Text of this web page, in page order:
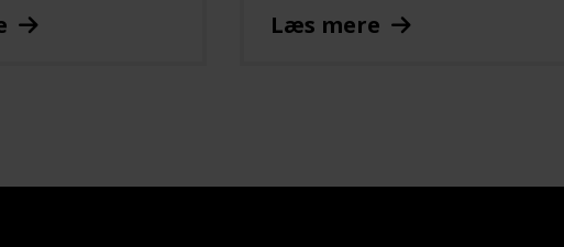
Læs mere